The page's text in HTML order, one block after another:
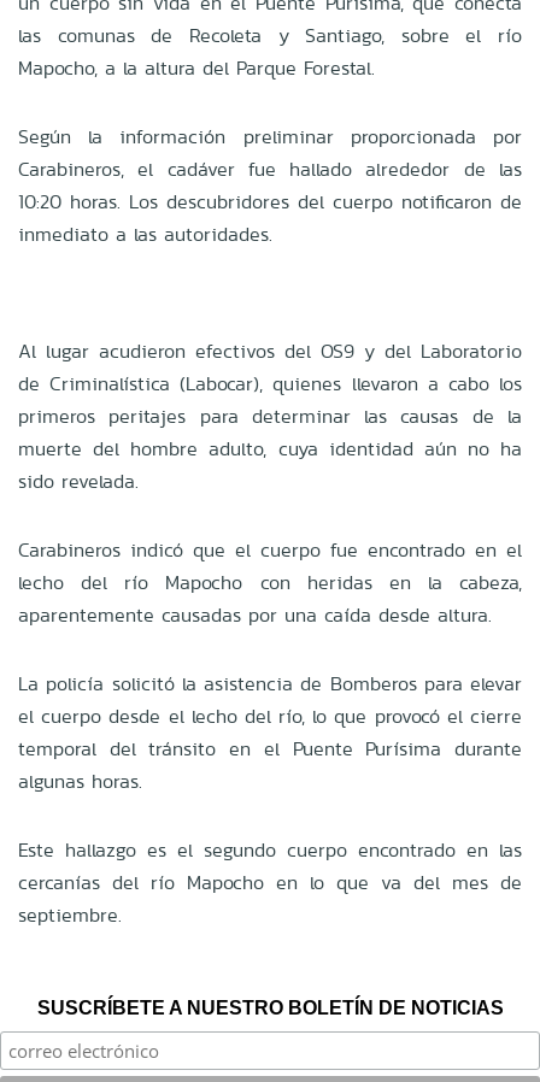
las comunas de Recoleta y Santiago, sobre el río
Mapocho, a la altura del Parque Forestal.
Según la información preliminar proporcionada por
Carabineros, el cadáver fue hallado alrededor de las
10:20 horas. Los descubridores del cuerpo notificaron de
inmediato a las autoridades.
Al lugar acudieron efectivos del OS9 y del Laboratorio
de Criminalística (Labocar), quienes llevaron a cabo los
primeros peritajes para determinar las causas de la
muerte del hombre adulto, cuya identidad aún no ha
sido revelada.
Carabineros indicó que el cuerpo fue encontrado en el
lecho del río Mapocho con heridas en la cabeza,
aparentemente causadas por una caída desde altura.
La policía solicitó la asistencia de Bomberos para elevar
el cuerpo desde el lecho del río, lo que provocó el cierre
temporal del tránsito en el Puente Purísima durante
algunas horas.
Este hallazgo es el segundo cuerpo encontrado en las
cercanías del río Mapocho en lo que va del mes de
septiembre.
SUSCRÍBETE A NUESTRO BOLETÍN DE NOTICIAS